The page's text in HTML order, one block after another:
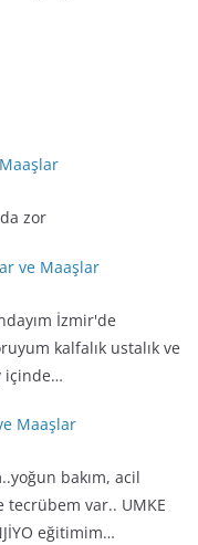
zor
ve Maaşlar
İzmir'de
kalfalık ustalık ve
içinde…
Maaşlar
bakım, acil
tecrübem var.. UMKE
eğitimim…